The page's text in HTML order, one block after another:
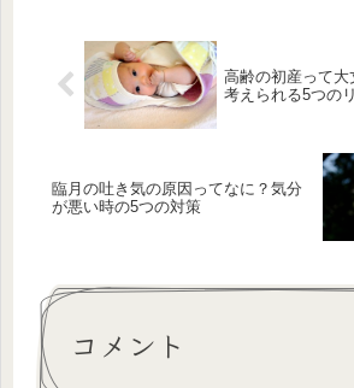
高齢の初産って
考えられる5つの
臨月の吐き気の原因ってなに？気分
が悪い時の5つの対策
コメント